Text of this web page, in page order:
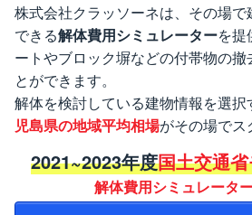
株式会社クラッソーネは、その場
できる解体費用シミュレーターを提
ートやブロック塀などの付帯物の撤
とができます。
解体を検討している建物情報を選
児島県の地域平均相場がその場でス
2021~2023年度国土交通
解体費用シミュレータ